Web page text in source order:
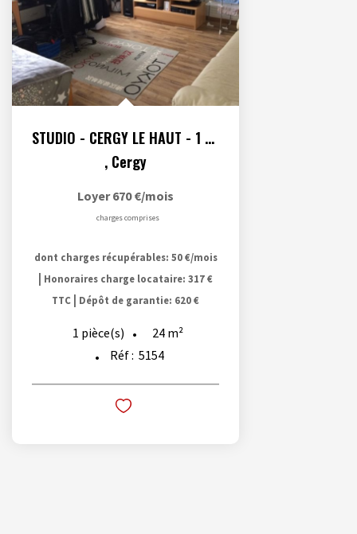
STUDIO - CERGY LE HAUT - 1 pièce(s) - 24.4 m2- Parking en...
, Cergy
Loyer 670 €/mois
charges comprises
dont charges récupérables: 50 €/mois
| Honoraires charge locataire: 317 €
TTC | Dépôt de garantie: 620 €
1 pièce(s) 24 m²
Réf : 5154